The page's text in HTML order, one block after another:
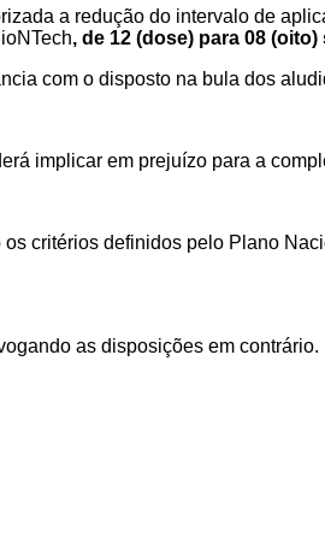
a redução do intervalo de
, de 12 (dose) para 08
com o disposto na bula dos
implicar em prejuízo para a
critérios definidos pelo Plano
as disposições em contrário.